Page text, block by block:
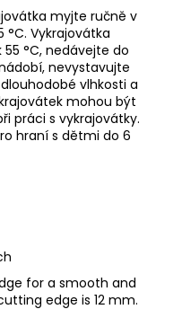
myjte ručně v
°C. Vykrajovátka
°C, nedávejte do
nevystavujte
vlhkosti a
mohou být
práci s vykrajovátky.
hraní s dětmi do 6
for a smooth and
edge is 12 mm.